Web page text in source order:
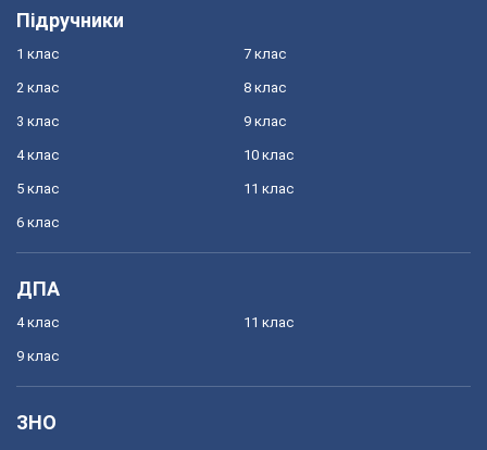
Підручники
1 клас
2 клас
3 клас
4 клас
5 клас
6 клас
7 клас
8 клас
9 клас
10 клас
11 клас
ДПА
4 клас
9 клас
11 клас
ЗНО